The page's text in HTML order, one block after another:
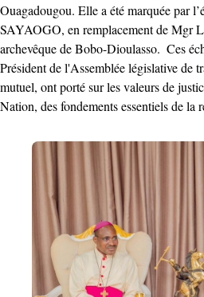
Ouagadougou. Elle a été marquée par
SAYAOGO, en remplacement de Mgr
archevêque de Bobo-Dioulasso. ‎ ‎Ces
Président de l'Assemblée législative de
mutuel, ont porté sur les valeurs de
Nation, des fondements essentiels de la